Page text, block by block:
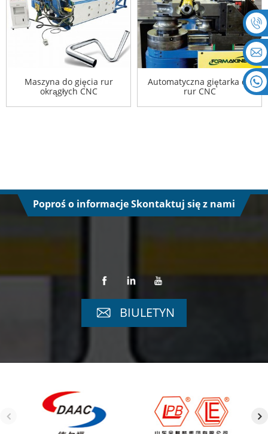
Maszyna do gięcia rur
okrągłych CNC
Automatyczna giętarka do
rur CNC
Poproś o informacje Skontaktuj się z nami
BIULETYN